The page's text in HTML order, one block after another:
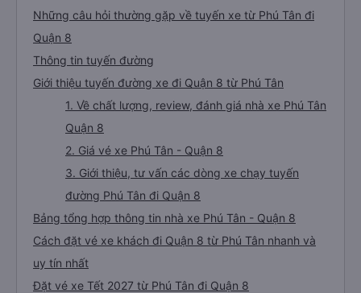
Những câu hỏi thường gặp về tuyến xe từ Phú Tân đi
Quận 8
Thông tin tuyến đường
Giới thiệu tuyến đường xe đi Quận 8 từ Phú Tân
1. Về chất lượng, review, đánh giá nhà xe Phú Tân
Quận 8
2. Giá vé xe Phú Tân - Quận 8
3. Giới thiệu, tư vấn các dòng xe chạy tuyến
đường Phú Tân đi Quận 8
Bảng tổng hợp thông tin nhà xe Phú Tân - Quận 8
Cách đặt vé xe khách đi Quận 8 từ Phú Tân nhanh và
uy tín nhất
Đặt vé xe Tết 2027 từ Phú Tân đi Quận 8